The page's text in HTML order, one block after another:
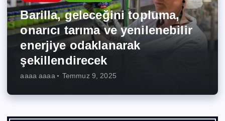
Barilla, geleceğini topluma,
onarıcı tarıma ve yenilenebilir
enerjiye odaklanarak
şekillendirecek
aaaa aaaa Temmuz 9, 2025